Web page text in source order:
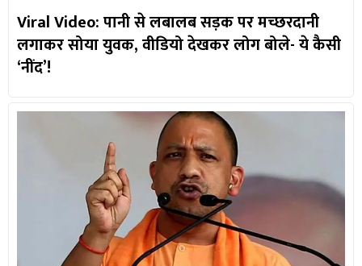
Viral Video: पानी से लबालब सड़क पर मच्छरदानी
लगाकर सोया युवक, वीडियो देखकर लोग बोले- ये कैसी
‘नींद’!